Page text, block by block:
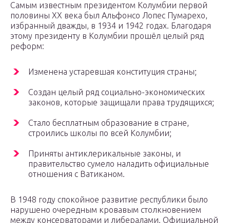
Самым известным президентом Колумбии первой
половины XX века был Альфонсо Лопес Пумарехо,
избранный дважды, в 1934 и 1942 годах. Благодаря
этому президенту в Колумбии прошёл целый ряд
реформ:
Изменена устаревшая конституция страны;
Создан целый ряд социально-экономических
законов, которые защищали права трудящихся;
Стало бесплатным образование в стране,
строились школы по всей Колумбии;
Приняты антиклерикальные законы, и
правительство сумело наладить официальные
отношения с Ватиканом.
В 1948 году спокойное развитие республики было
нарушено очередным кровавым столкновением
между консерваторами и либералами. Официальной